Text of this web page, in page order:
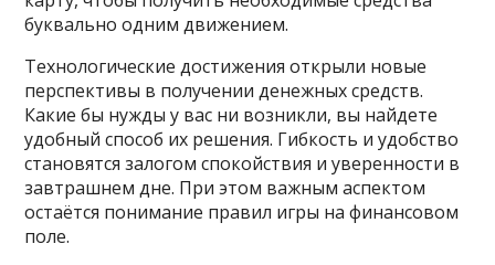
буквально одним движением.
Технологические достижения открыли новые
перспективы в получении денежных средств.
Какие бы нужды у вас ни возникли, вы найдете
удобный способ их решения. Гибкость и удобство
становятся залогом спокойствия и уверенности в
завтрашнем дне. При этом важным аспектом
остаётся понимание правил игры на финансовом
поле.